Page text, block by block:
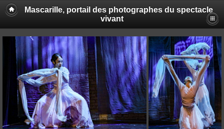
Mascarille, portail des photographes du spectacle
vivant